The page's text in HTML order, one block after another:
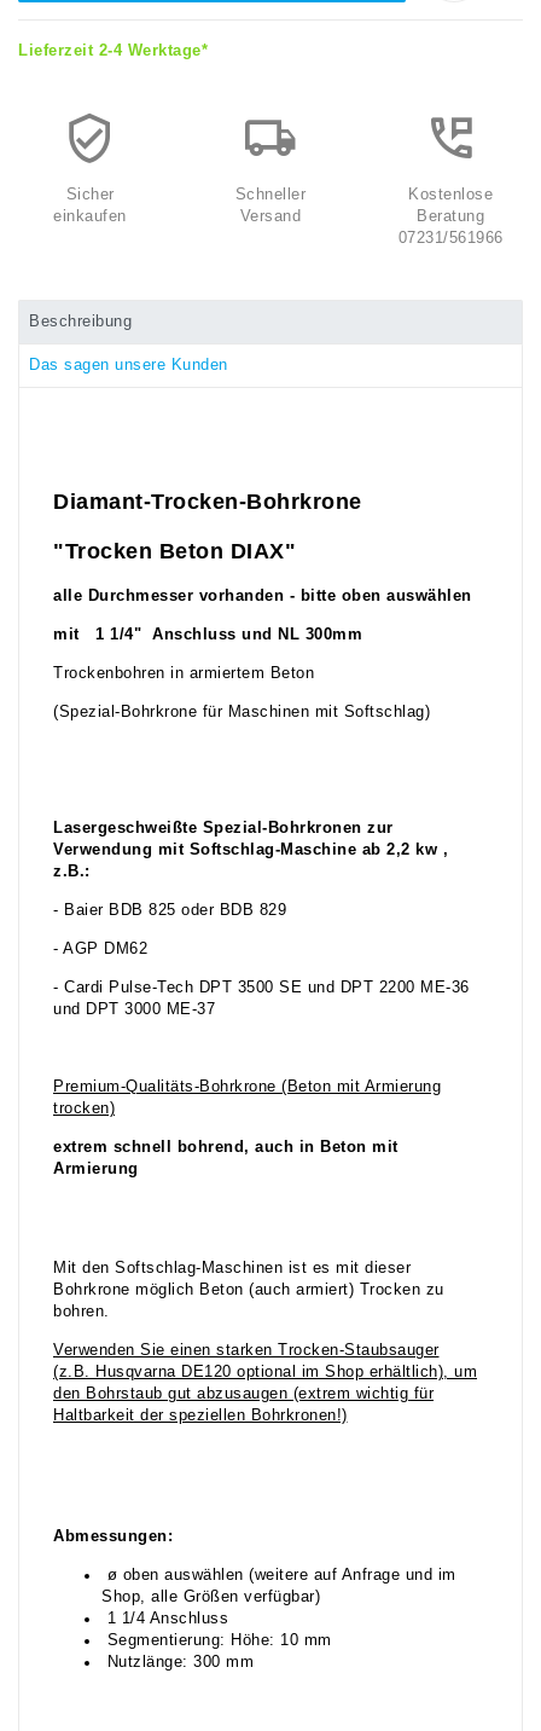
Lieferzeit 2-4 Werktage*
Sicher
einkaufen
Schneller
Versand
Kostenlose
Beratung
07231/561966
Beschreibung
Das sagen unsere Kunden
Diamant-Trocken-Bohrkrone
"Trocken Beton DIAX"
alle Durchmesser vorhanden - bitte oben auswählen
mit 1 1/4" Anschluss und NL 300mm
Trockenbohren in armiertem Beton
(Spezial-Bohrkrone für Maschinen mit Softschlag)
Lasergeschweißte Spezial-Bohrkronen zur
Verwendung mit Softschlag-Maschine ab 2,2 kw ,
z.B.:
- Baier BDB 825 oder BDB 829
- AGP DM62
- Cardi Pulse-Tech DPT 3500 SE und DPT 2200 ME-36
und DPT 3000 ME-37
Premium-Qualitäts-Bohrkrone (Beton mit Armierung
trocken)
extrem schnell bohrend, auch in Beton mit
Armierung
Mit den Softschlag-Maschinen ist es mit dieser
Bohrkrone möglich Beton (auch armiert) Trocken zu
bohren.
Verwenden Sie einen starken Trocken-Staubsauger
(z.B. Husqvarna DE120 optional im Shop erhältlich), um
den Bohrstaub gut abzusaugen (extrem wichtig für
Haltbarkeit der speziellen Bohrkronen!)
Abmessungen:
ø oben auswählen (weitere auf Anfrage und im
Shop, alle Größen verfügbar)
1 1/4 Anschluss
Segmentierung: Höhe: 10 mm
Nutzlänge: 300 mm